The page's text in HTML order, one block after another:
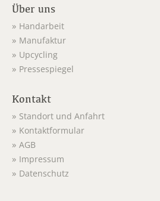
Über uns
Handarbeit
Manufaktur
Upcycling
Pressespiegel
Kontakt
Standort und Anfahrt
Kontaktformular
AGB
Impressum
Datenschutz